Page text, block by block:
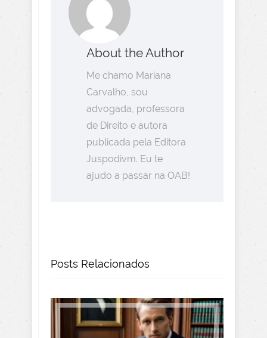
About the Author
Me chamo Mariana
Carvalho, sou
advogada, professora
de Direito e autora
publicada pela Editora
Juspodivm. Eu te
ajudo a passar na OAB!
Posts Relacionados